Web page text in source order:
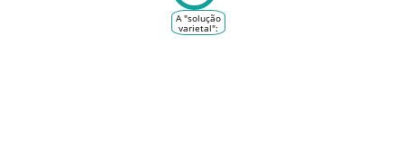
A "solução
varietal":
criação ou